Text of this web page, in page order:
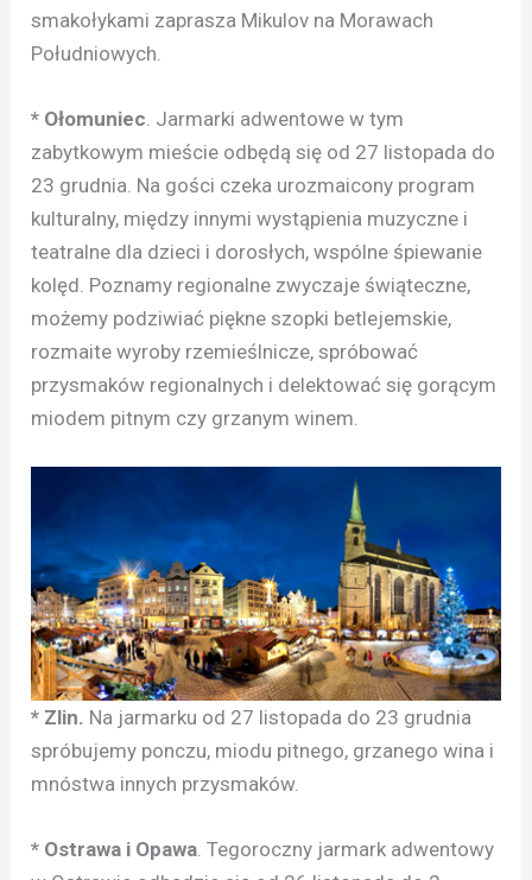
smakołykami zaprasza Mikulov na Morawach
Południowych.
* Ołomuniec. Jarmarki adwentowe w tym
zabytkowym mieście odbędą się od 27 listopada do
23 grudnia. Na gości czeka urozmaicony program
kulturalny, między innymi wystąpienia muzyczne i
teatralne dla dzieci i dorosłych, wspólne śpiewanie
kolęd. Poznamy regionalne zwyczaje świąteczne,
możemy podziwiać piękne szopki betlejemskie,
rozmaite wyroby rzemieślnicze, spróbować
przysmaków regionalnych i delektować się gorącym
miodem pitnym czy grzanym winem.
* Zlin. Na jarmarku od 27 listopada do 23 grudnia
spróbujemy ponczu, miodu pitnego, grzanego wina i
mnóstwa innych przysmaków.
* Ostrawa i Opawa. Tegoroczny jarmark adwentowy